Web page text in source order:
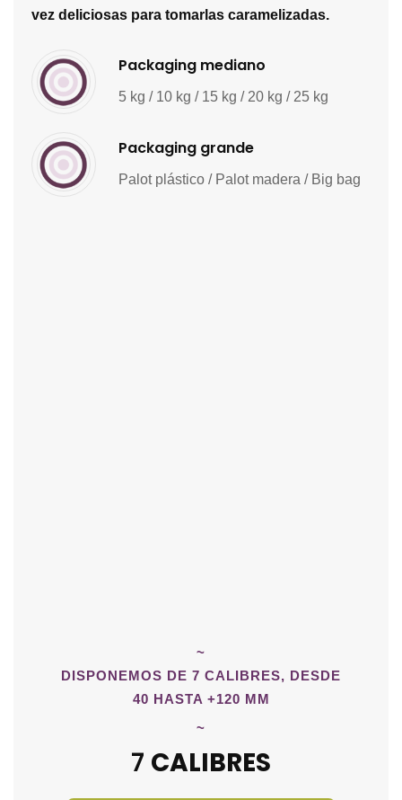
vez deliciosas para tomarlas caramelizadas.
Packaging mediano
5 kg / 10 kg / 15 kg / 20 kg / 25 kg
Packaging grande
Palot plástico / Palot madera / Big bag
~
DISPONEMOS DE 7 CALIBRES, DESDE
40 HASTA +120 MM
~
AMARILLA
7 CALIBRES